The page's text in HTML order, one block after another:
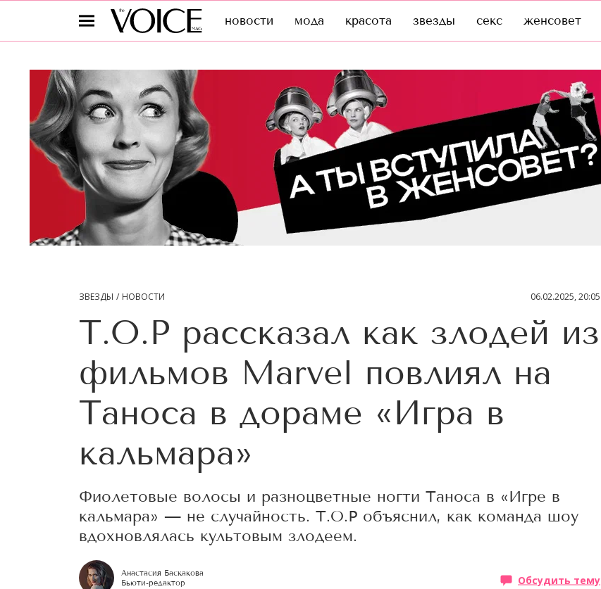
новости мода красота звезды секс женсовет
ЗВЕЗДЫ НОВОСТИ 06.02.2025, 20:05
T.O.P рассказал как злодей из
фильмов Marvel повлиял на
Таноса в дораме «Игра в
кальмара»
Фиолетовые волосы и разноцветные ногти Таноса в «Игре в
кальмара» — не случайность. T.O.P объяснил, как команда шоу
вдохновлялась культовым злодеем.
Анастасия Баскакова
Бьюти-редактор
Обсудить тему